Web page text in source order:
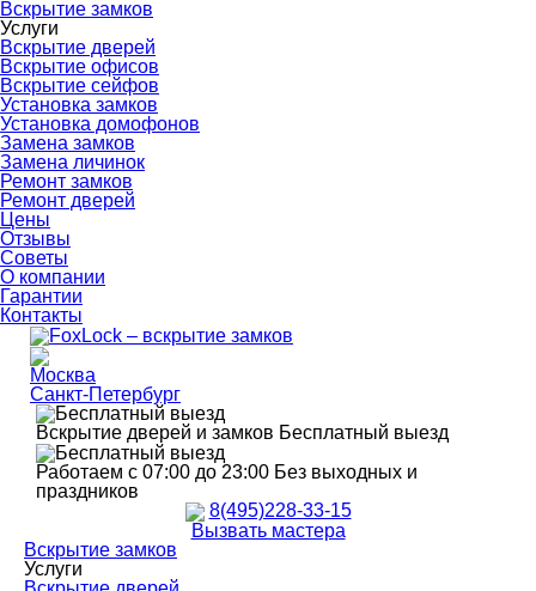
Вскрытие замков
Услуги
Вскрытие дверей
Вскрытие офисов
Вскрытие сейфов
Установка замков
Установка домофонов
Замена замков
Замена личинок
Ремонт замков
Ремонт дверей
Цены
Отзывы
Советы
О компании
Гарантии
Контакты
Москва
Санкт-Петербург
Вскрытие дверей и замков Бесплатный выезд
Работаем с 07:00 до 23:00 Без выходных и
праздников
8(495)228-33-15
Вызвать мастера
Вскрытие замков
Услуги